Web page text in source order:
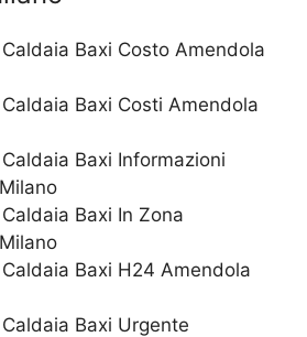
Baxi Costo Amendola
Baxi Costi Amendola
Baxi Informazioni
Baxi In Zona
Baxi H24 Amendola
Baxi Urgente